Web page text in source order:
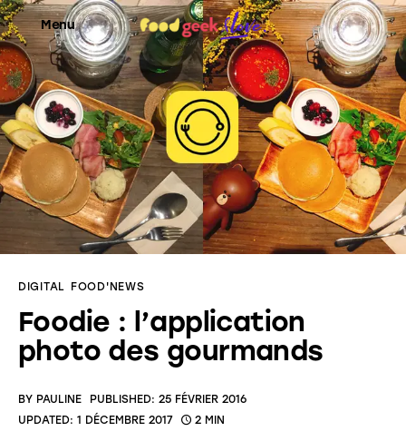
Menu
Food’News
Food’Com
Food’Art
Food’Life
DIGITAL FOOD'NEWS
Foodie : l’application
photo des gourmands
BY PAULINE PUBLISHED: 25 FÉVRIER 2016
UPDATED: 1 DÉCEMBRE 2017 2 MIN